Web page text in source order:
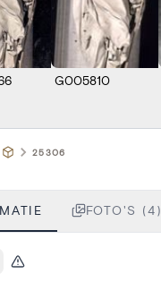
G005810
25306
FOTO'S (4)